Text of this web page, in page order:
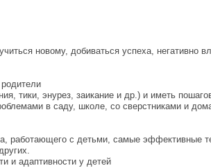
новому, добиваться успеха, негативно
тики, энурез, заикание и др.) и иметь
в саду, школе, со сверстниками и
работающего с детьми, самые эффективные
и адаптивности у детей